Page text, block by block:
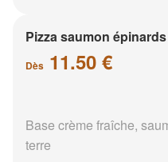
Pizza saumon
Dès 11.50 €
Base crème fraîche,
terre